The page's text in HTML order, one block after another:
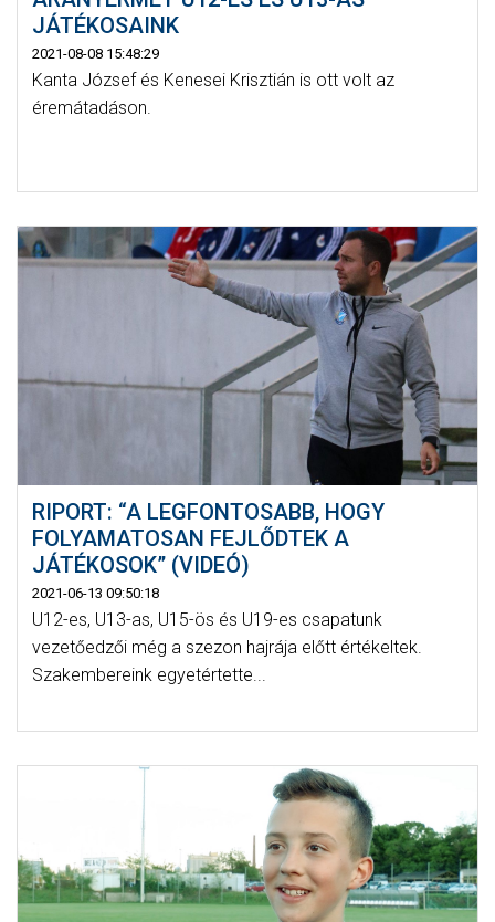
JÁTÉKOSAINK
2021-08-08 15:48:29
Kanta József és Kenesei Krisztián is ott volt az
éremátadáson.
RIPORT: “A LEGFONTOSABB, HOGY
FOLYAMATOSAN FEJLŐDTEK A
JÁTÉKOSOK” (VIDEÓ)
2021-06-13 09:50:18
U12-es, U13-as, U15-ös és U19-es csapatunk
vezetőedzői még a szezon hajrája előtt értékeltek.
Szakembereink egyetértette...